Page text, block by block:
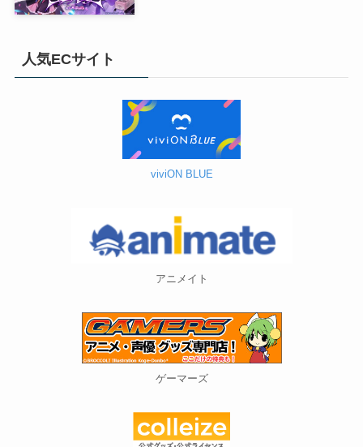
人気ECサイト
viviON BLUE
アニメイト
ゲーマーズ